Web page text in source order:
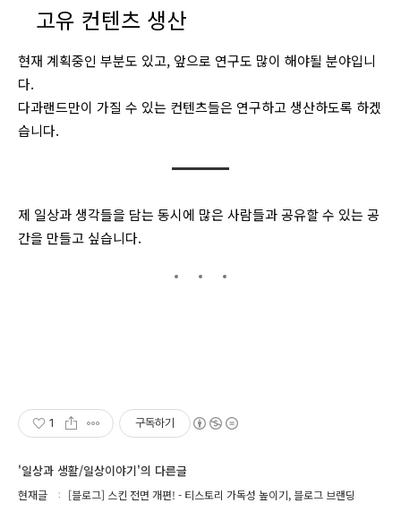
고유 컨텐츠 생산
현재 계획중인 부분도 있고, 앞으로 연구도 많이 해야될 분야입니
다.
다과랜드만이 가질 수 있는 컨텐츠들은 연구하고 생산하도록 하겠
습니다.
제 일상과 생각들을 담는 동시에 많은 사람들과 공유할 수 있는 공
간을 만들고 싶습니다.
1 구독하기
'일상과 생활/일상이야기'의 다른글
현재글 [블로그] 스킨 전면 개편! - 티스토리 가독성 높이기, 블로그 브랜딩